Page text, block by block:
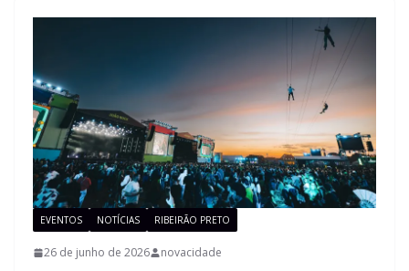
EVENTOS NOTÍCIAS RIBEIRÃO PRETO
26 de junho de 2026 novacidade